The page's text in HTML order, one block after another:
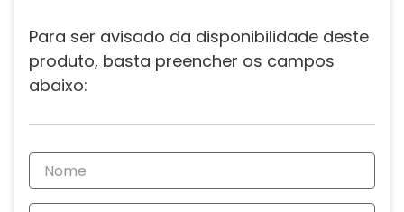
Para ser avisado da disponibilidade deste
produto, basta preencher os campos
abaixo: